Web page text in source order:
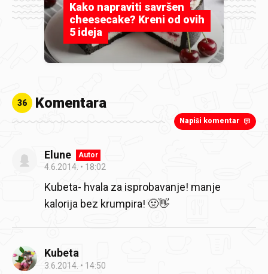
Kako napraviti savršen
cheesecake? Kreni od ovih
5 ideja
36 Komentara
Napiši komentar
Elune Autor
4.6.2014. 18:02
Kubeta- hvala za isprobavanje! manje
kalorija bez krumpira! 🤢👋
Kubeta
3.6.2014. 14:50